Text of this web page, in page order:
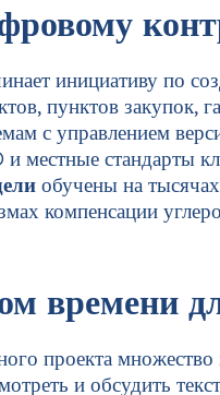
инициативу по
пунктов закупок,
с управлением
и местные стандарты
обучены на
компенсации
времени
проекта
и обсудить